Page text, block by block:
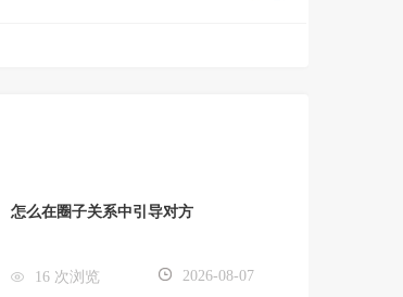
怎么在圈子关系中引导对方
16 次浏览 2026-08-07